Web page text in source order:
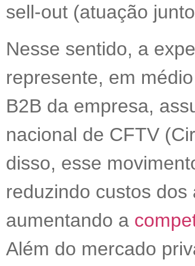
sell-out (atuação
Nesse sentido, a
represente, em
B2B da empresa,
nacional de CFTV
disso, esse
reduzindo custos
aumentando a
Além do mercado